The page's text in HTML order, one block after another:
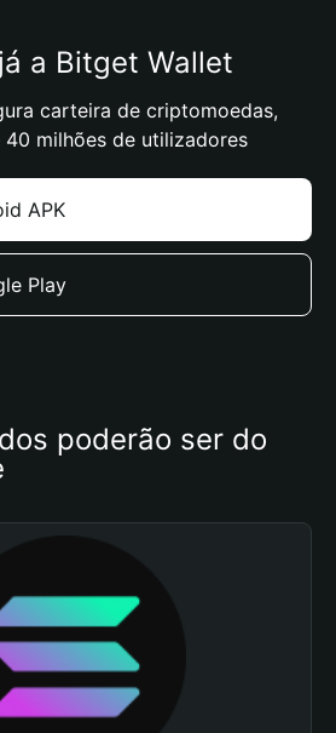
a Bitget Wallet
carteira de criptomoedas,
milhões de utilizadores
APK
Play
poderão ser do